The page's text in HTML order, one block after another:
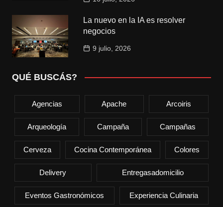
La nuevo en la IA es resolver
negocios
9 julio, 2026
QUÉ BUSCÁS?
Agencias Apache Arcoiris
Arqueología Campaña Campañas
Cerveza Cocina Contemporánea Colores
Delivery Entregasadomicilio
Eventos Gastronómicos Experiencia Culinaria